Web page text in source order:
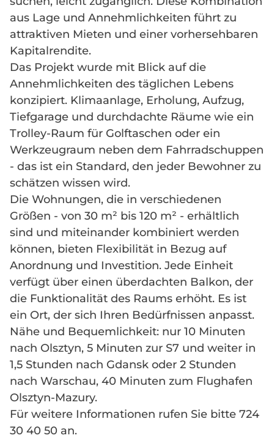
aus Lage und Annehmlichkeiten führt zu
attraktiven Mieten und einer vorhersehbaren
Kapitalrendite.
Das Projekt wurde mit Blick auf die
Annehmlichkeiten des täglichen Lebens
konzipiert. Klimaanlage, Erholung, Aufzug,
Tiefgarage und durchdachte Räume wie ein
Trolley-Raum für Golftaschen oder ein
Werkzeugraum neben dem Fahrradschuppen
- das ist ein Standard, den jeder Bewohner zu
schätzen wissen wird.
Die Wohnungen, die in verschiedenen
Größen - von 30 m² bis 120 m² - erhältlich
sind und miteinander kombiniert werden
können, bieten Flexibilität in Bezug auf
Anordnung und Investition. Jede Einheit
verfügt über einen überdachten Balkon, der
die Funktionalität des Raums erhöht. Es ist
ein Ort, der sich Ihren Bedürfnissen anpasst.
Nähe und Bequemlichkeit: nur 10 Minuten
nach Olsztyn, 5 Minuten zur S7 und weiter in
1,5 Stunden nach Gdansk oder 2 Stunden
nach Warschau, 40 Minuten zum Flughafen
Olsztyn-Mazury.
Für weitere Informationen rufen Sie bitte 724
30 40 50 an.